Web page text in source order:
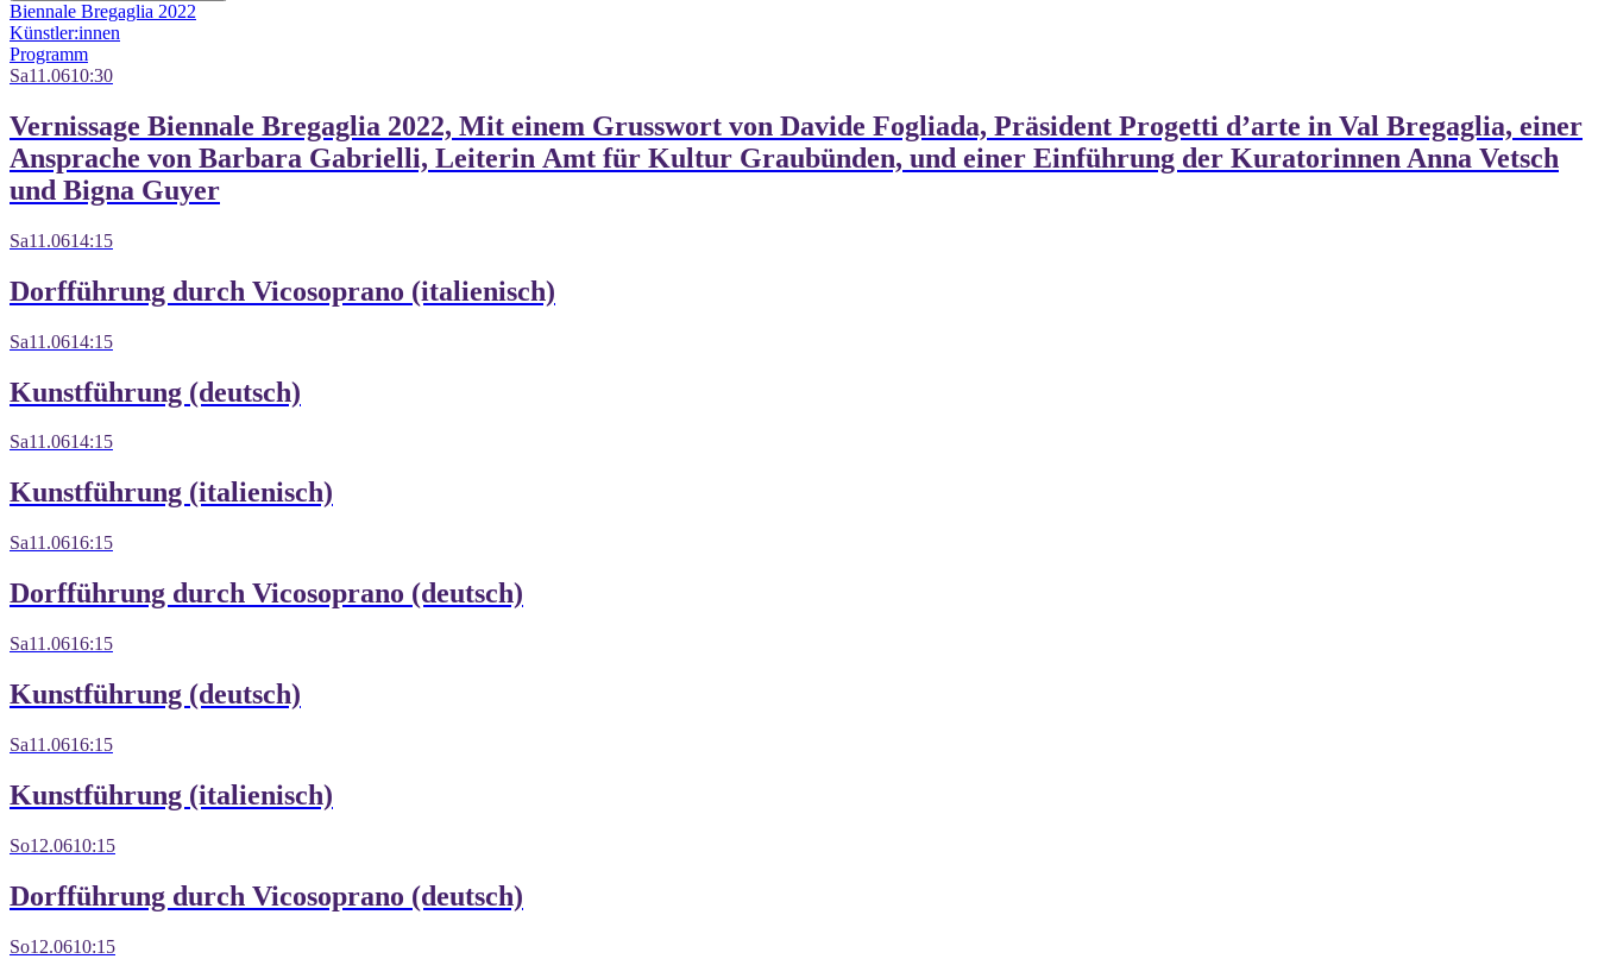
Biennale Bregaglia 2022
Künstler:innen
Programm
Sa11.0610:30
Vernissage Biennale Bregaglia 2022, Mit einem Grusswort von Davide Fogliada, Präsident Progetti d’arte in Val Bregaglia, einer
Ansprache von Barbara Gabrielli, Leiterin Amt für Kultur Graubünden, und einer Einführung der Kuratorinnen Anna Vetsch
und Bigna Guyer
Sa11.0614:15
Dorfführung durch Vicosoprano (italienisch)
Sa11.0614:15
Kunstführung (deutsch)
Sa11.0614:15
Kunstführung (italienisch)
Sa11.0616:15
Dorfführung durch Vicosoprano (deutsch)
Sa11.0616:15
Kunstführung (deutsch)
Sa11.0616:15
Kunstführung (italienisch)
So12.0610:15
Dorfführung durch Vicosoprano (deutsch)
So12.0610:15